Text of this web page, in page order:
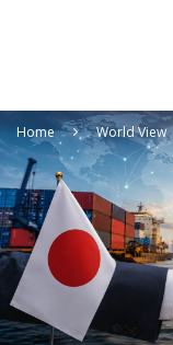
Home World View